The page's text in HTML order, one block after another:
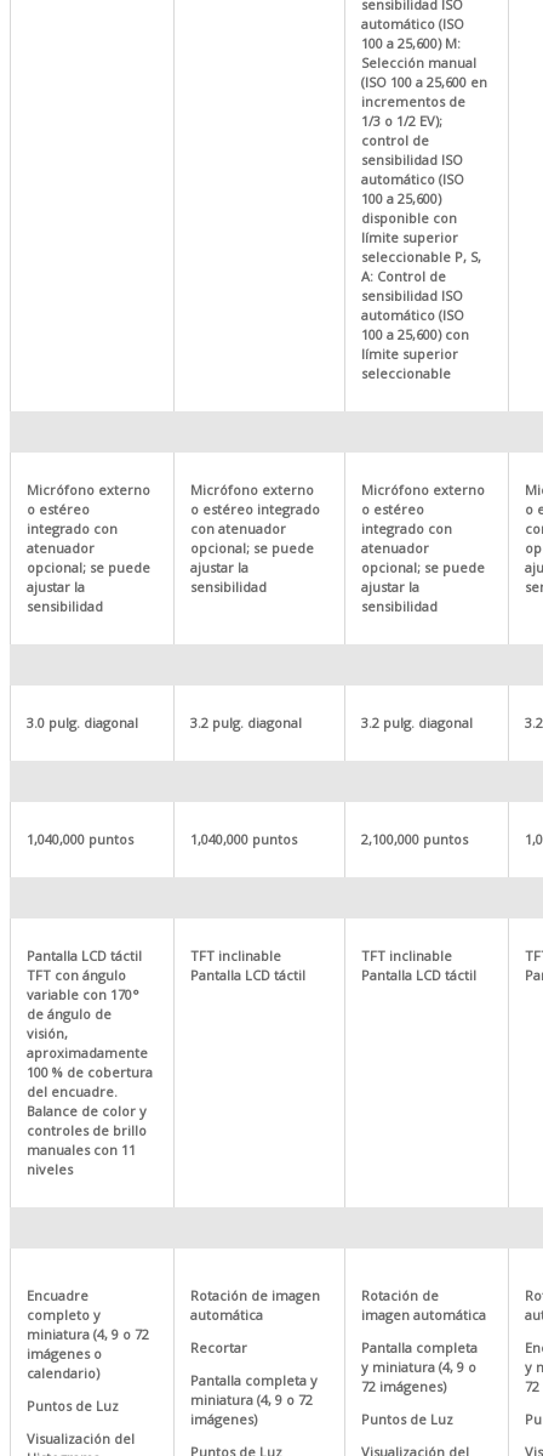
sensibilidad ISO
automático (ISO
100 a 25,600) M:
Selección manual
(ISO 100 a 25,600 en
incrementos de
1/3 o 1/2 EV);
control de
sensibilidad ISO
automático (ISO
100 a 25,600)
disponible con
límite superior
seleccionable P, S,
A: Control de
sensibilidad ISO
automático (ISO
100 a 25,600) con
límite superior
seleccionable
Micrófono externo
o estéreo
integrado con
atenuador
opcional; se puede
ajustar la
sensibilidad
Micrófono externo
o estéreo integrado
con atenuador
opcional; se puede
ajustar la
sensibilidad
Micrófono externo
o estéreo
integrado con
atenuador
opcional; se puede
ajustar la
sensibilidad
o
3.0 pulg. diagonal 3.2 pulg. diagonal 3.2 pulg. diagonal
1,040,000 puntos 1,040,000 puntos 2,100,000 puntos
Pantalla LCD táctil
TFT con ángulo
variable con 170°
de ángulo de
visión,
aproximadamente
100 % de cobertura
del encuadre.
Balance de color y
controles de brillo
manuales con 11
niveles
TFT inclinable
Pantalla LCD táctil
TFT inclinable
Pantalla LCD táctil
Encuadre
completo y
miniatura (4, 9 o 72
imágenes o
calendario)
Puntos de Luz
Visualización del
Rotación de imagen
automática
Recortar
Pantalla completa y
miniatura (4, 9 o 72
imágenes)
Puntos de Luz
Rotación de
imagen automática
Pantalla completa
y miniatura (4, 9 o
72 imágenes)
Puntos de Luz
Visualización del
y